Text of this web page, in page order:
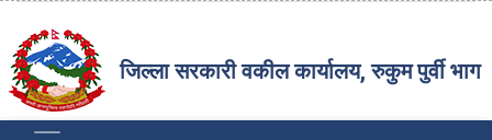
जिल्ला सरकारी वकील कार्यालय, रुकुम पुर्वी भाग